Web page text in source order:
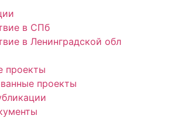
в СПб
в Ленинградской обл
проекты
проекты